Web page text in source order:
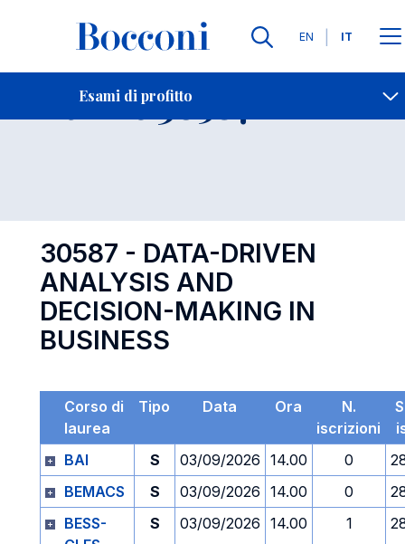
Lingue
EN IT
Esami di profitto
Contatti
Esame 30587 Open
30587 - DATA-DRIVEN
ANALYSIS AND
DECISION-MAKING IN
BUSINESS
Corso di
laurea
Tipo Data Ora
N.
iscrizioni
BAI
S 03/09/2026 14.00 0
BEMACS
S 03/09/2026 14.00 0
BESS-
S 03/09/2026 14.00 1